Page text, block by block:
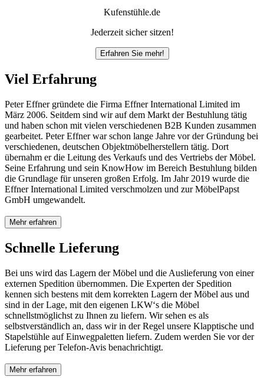
Kufenstühle.de
Jederzeit sicher sitzen!
Erfahren Sie mehr!
Viel Erfahrung
Peter Effner gründete die Firma Effner International Limited im
März 2006. Seitdem sind wir auf dem Markt der Bestuhlung tätig
und haben schon mit vielen verschiedenen B2B Kunden zusammen
gearbeitet. Peter Effner war schon lange Jahre vor der Gründung bei
verschiedenen, deutschen Objektmöbelherstellern tätig. Dort
übernahm er die Leitung des Verkaufs und des Vertriebs der Möbel.
Seine Erfahrung und sein KnowHow im Bereich Bestuhlung bilden
die Grundlage für unseren großen Erfolg. Im Jahr 2019 wurde die
Effner International Limited verschmolzen und zur MöbelPapst
GmbH umgewandelt.
Mehr erfahren
Schnelle Lieferung
Bei uns wird das Lagern der Möbel und die Auslieferung von einer
externen Spedition übernommen. Die Experten der Spedition
kennen sich bestens mit dem korrekten Lagern der Möbel aus und
sind in der Lage, mit den eigenen LKW‘s die Möbel
schnellstmöglichst zu Ihnen zu liefern. Wir sehen es als
selbstverständlich an, dass wir in der Regel unsere Klapptische und
Stapelstühle auf Einwegpaletten liefern. Zudem werden Sie vor der
Lieferung per Telefon-Avis benachrichtigt.
Mehr erfahren